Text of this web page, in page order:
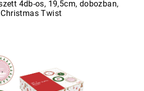
4db-os, 19,5cm, dobozban,
Christmas Twist